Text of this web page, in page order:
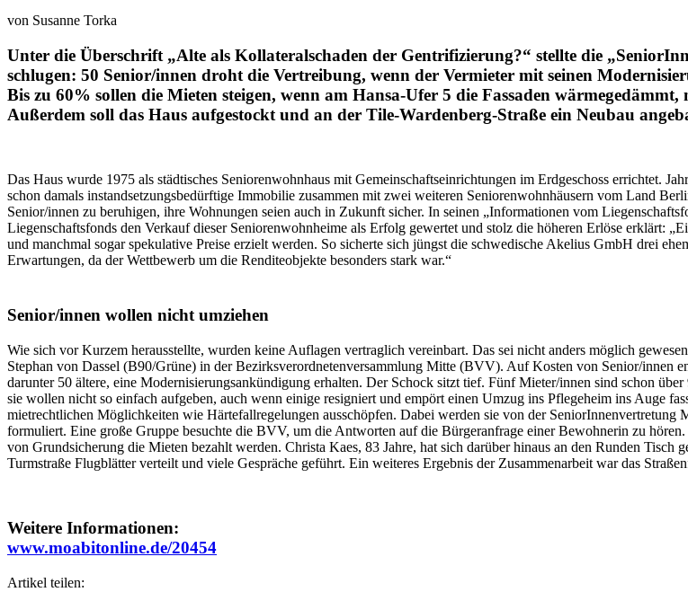
von Susanne Torka
Unter die Überschrift „Alte als Kollateralschaden der Gentrifizierung?“ stellte die
schlugen: 50 Senior/innen droht die Vertreibung, wenn der Vermieter mit seinen
Bis zu 60% sollen die Mieten steigen, wenn am Hansa-Ufer 5 die Fassaden
Außerdem soll das Haus aufgestockt und an der Tile-Wardenberg-Straße ein Neubau
Das Haus wurde 1975 als städtisches Seniorenwohnhaus mit Gemeinschaftseinrichtungen im Erdgeschoss errichtet.
schon damals instandsetzungsbedürftige Immobilie zusammen mit zwei weiteren Seniorenwohnhäusern vom Land
Senior/innen zu beruhigen, ihre Wohnungen seien auch in Zukunft sicher. In seinen „Informationen vom
Liegenschaftsfonds den Verkauf dieser Seniorenwohnheime als Erfolg gewertet und stolz die höheren Erlöse erklärt:
und manchmal sogar spekulative Preise erzielt werden. So sicherte sich jüngst die schwedische Akelius GmbH drei
Erwartungen, da der Wettbewerb um die Renditeobjekte besonders stark war.“
Senior/innen wollen nicht umziehen
Wie sich vor Kurzem herausstellte, wurden keine Auflagen vertraglich vereinbart. Das sei nicht anders möglich
Stephan von Dassel (B90/Grüne) in der Bezirksverordnetenversammlung Mitte (BVV). Auf Kosten von Senior/innen
darunter 50 ältere, eine Modernisierungsankündigung erhalten. Der Schock sitzt tief. Fünf Mieter/innen sind schon
sie wollen nicht so einfach aufgeben, auch wenn einige resigniert und empört einen Umzug ins Pflegeheim ins Auge
mietrechtlichen Möglichkeiten wie Härtefallregelungen ausschöpfen. Dabei werden sie von der
formuliert. Eine große Gruppe besuchte die BVV, um die Antworten auf die Bürgeranfrage einer Bewohnerin zu
von Grundsicherung die Mieten bezahlt werden. Christa Kaes, 83 Jahre, hat sich darüber hinaus an den Runden
Turmstraße Flugblätter verteilt und viele Gespräche geführt. Ein weiteres Ergebnis der Zusammenarbeit war das
Weitere Informationen:
www.moabitonline.de/20454
Artikel teilen: